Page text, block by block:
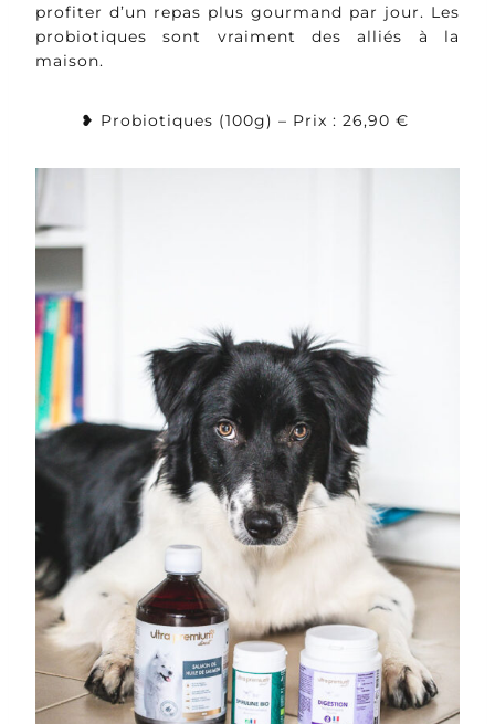
profiter d’un repas plus gourmand par jour. Les
probiotiques sont vraiment des alliés à la
maison.
❥ Probiotiques (100g) – Prix : 26,90 €